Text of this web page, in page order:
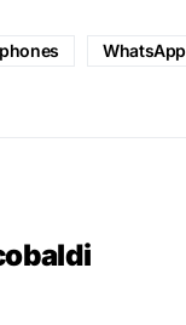
WhatsApp